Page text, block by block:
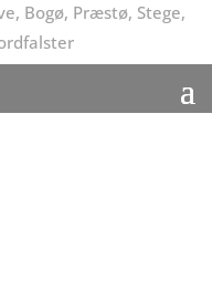
Bogø, Præstø, Stege,